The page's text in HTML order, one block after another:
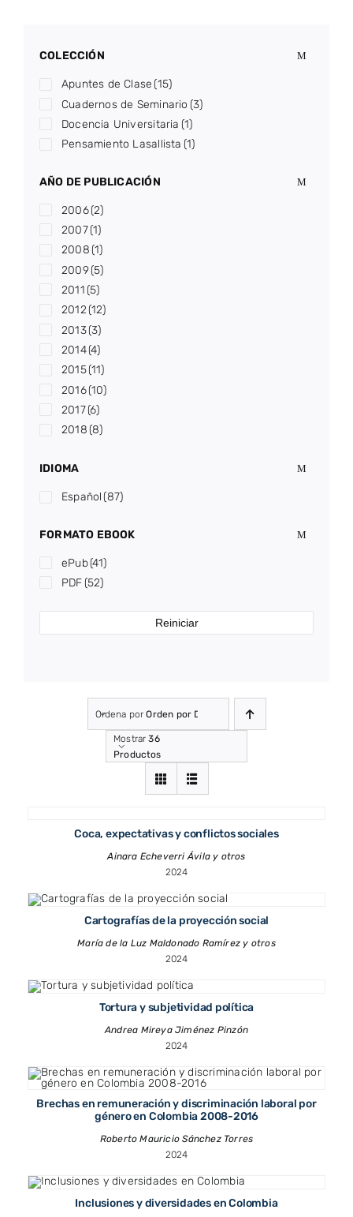
COLECCIÓN
Apuntes de Clase(15)
Cuadernos de Seminario (3)
Docencia Universitaria (1)
Pensamiento Lasallista (1)
AÑO DE PUBLICACIÓN
2006(2)
2007(1)
2008(1)
2009(5)
2011(5)
2012(12)
2013(3)
2014(4)
2015(11)
2016(10)
2017(6)
2018(8)
2020
2021
(4)
2023(4)
IDIOMA
Español (87)
FORMATO EBOOK
ePub(41)
PDF(52)
Reiniciar
Ordena porOrden por Defecto
Mostrar36
Productos
Coca, expectativas y conflictos sociales
Ainara Echeverri Ávila y otros
2024
Cartografías de la proyección social
María de la Luz Maldonado Ramírez y otros
2024
Tortura y subjetividad política
Andrea Mireya Jiménez Pinzón
2024
Brechas en remuneración y discriminación laboral por
género en Colombia 2008-2016
Roberto Mauricio Sánchez Torres
2024
Inclusiones y diversidades en Colombia